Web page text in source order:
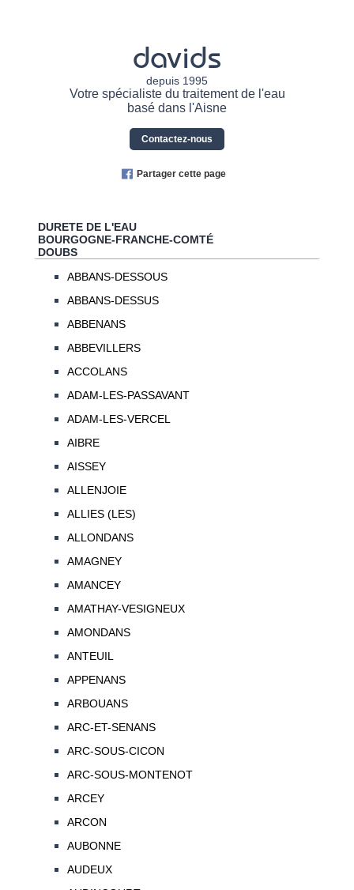
davids
depuis 1995
Votre spécialiste du traitement de l'eau
basé dans l'Aisne
Contactez-nous
Partager cette page
DURETE DE L'EAU
BOURGOGNE-FRANCHE-COMTÉ
DOUBS
ABBANS-DESSOUS
ABBANS-DESSUS
ABBENANS
ABBEVILLERS
ACCOLANS
ADAM-LES-PASSAVANT
ADAM-LES-VERCEL
AIBRE
AISSEY
ALLENJOIE
ALLIES (LES)
ALLONDANS
AMAGNEY
AMANCEY
AMATHAY-VESIGNEUX
AMONDANS
ANTEUIL
APPENANS
ARBOUANS
ARC-ET-SENANS
ARC-SOUS-CICON
ARC-SOUS-MONTENOT
ARCEY
ARCON
AUBONNE
AUDEUX